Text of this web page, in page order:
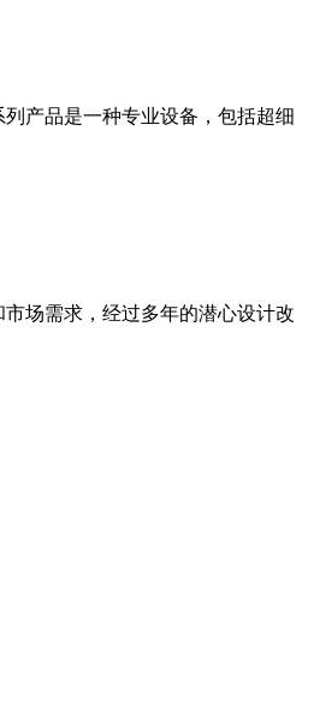
产品是一种专业设备，包括超细
场需求，经过多年的潜心设计改